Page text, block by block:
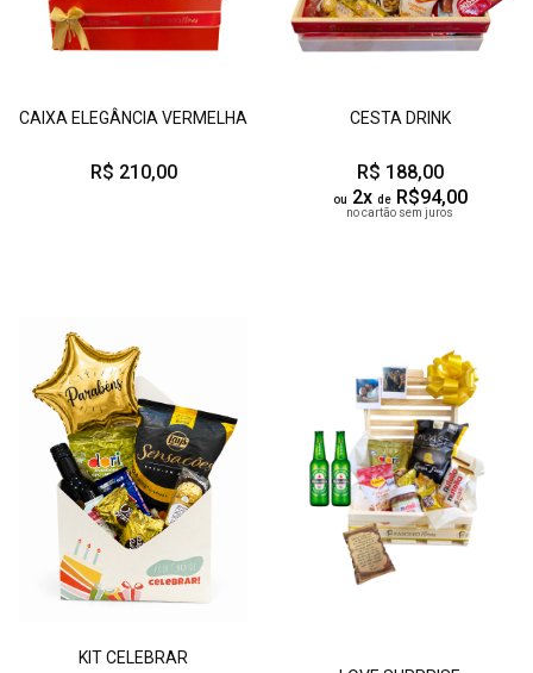
CAIXA ELEGÂNCIA VERMELHA
R$ 210,00
CESTA DRINK
R$ 188,00
ou 2x de R$94,00
no cartão sem juros
KIT CELEBRAR